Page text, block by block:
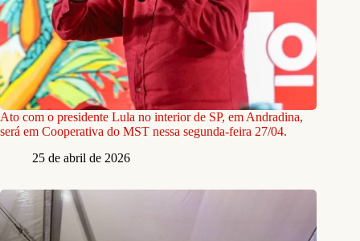
Ato com o presidente Lula no interior de SP, em Andradina,
será em Cooperativa do MST nessa segunda-feira 27/04.
25 de abril de 2026